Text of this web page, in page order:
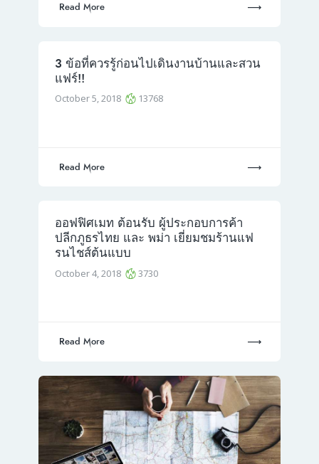
Read More
3 ข้อที่ควรรู้ก่อนไปเดินงานบ้านและสวน
แฟร์!!
October 5, 2018 13768
Read More
ออฟฟิศเมท ต้อนรับ ผู้ประกอบการค้า
ปลีกภูธรไทย และ พม่า เยี่ยมชมร้านแฟ
รนไชส์ต้นแบบ
October 4, 2018 3730
Read More